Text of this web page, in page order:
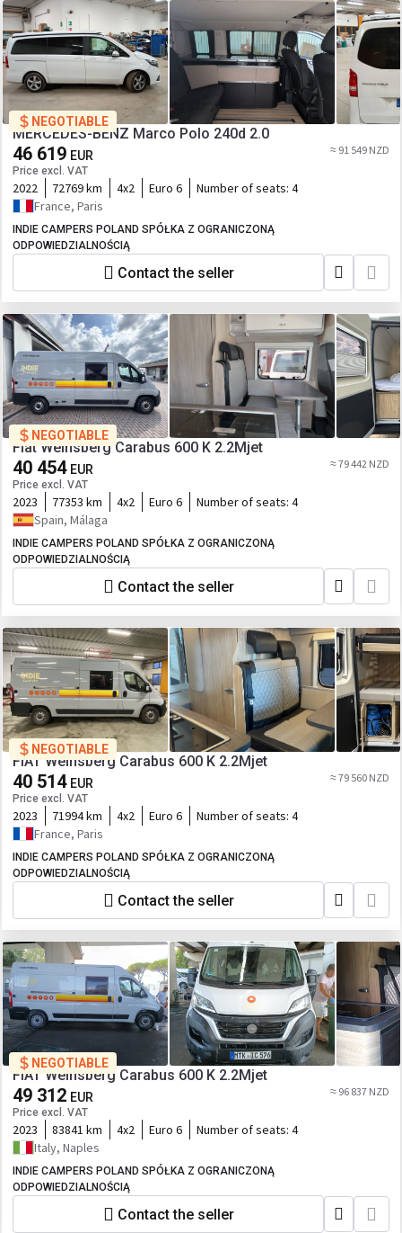
NEGOTIABLE
MERCEDES-BENZ Marco Polo 240d 2.0
46 619 EUR
Price excl. VAT
≈ 91 549 NZD
2022 72769 km 4x2 Euro 6 Number of seats: 4
France, Paris
INDIE CAMPERS POLAND SPÓŁKA Z OGRANICZONĄ
ODPOWIEDZIALNOŚCIĄ
Contact the seller
NEGOTIABLE
Fiat Weinsberg Carabus 600 K 2.2Mjet
40 454 EUR
Price excl. VAT
≈ 79 442 NZD
2023 77353 km 4x2 Euro 6 Number of seats: 4
Spain, Málaga
INDIE CAMPERS POLAND SPÓŁKA Z OGRANICZONĄ
ODPOWIEDZIALNOŚCIĄ
Contact the seller
NEGOTIABLE
FIAT Weinsberg Carabus 600 K 2.2Mjet
40 514 EUR
Price excl. VAT
≈ 79 560 NZD
2023 71994 km 4x2 Euro 6 Number of seats: 4
France, Paris
INDIE CAMPERS POLAND SPÓŁKA Z OGRANICZONĄ
ODPOWIEDZIALNOŚCIĄ
Contact the seller
NEGOTIABLE
FIAT Weinsberg Carabus 600 K 2.2Mjet
49 312 EUR
Price excl. VAT
≈ 96 837 NZD
2023 83841 km 4x2 Euro 6 Number of seats: 4
Italy, Naples
INDIE CAMPERS POLAND SPÓŁKA Z OGRANICZONĄ
ODPOWIEDZIALNOŚCIĄ
Contact the seller